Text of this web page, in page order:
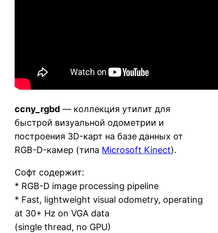
ccny_rgbd — коллекция утилит для
быстрой визуальной одометрии и
построения 3D-карт на базе данных от
RGB-D-камер (типа Microsoft Kinect).
Софт содержит:
* RGB-D image processing pipeline
* Fast, lightweight visual odometry, operating
at 30+ Hz on VGA data
(single thread, no GPU)